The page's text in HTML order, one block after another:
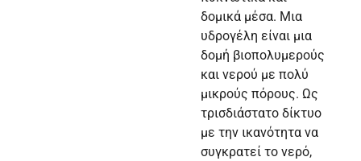
δομικά μέσα. Μια
υδρογέλη είναι μια
δομή βιοπολυμερούς
και νερού με πολύ
μικρούς πόρους. Ως
τρισδιάστατο δίκτυο
με την ικανότητα να
συγκρατεί το νερό,